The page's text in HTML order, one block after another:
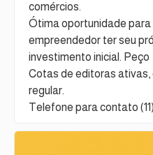
comércios.
Ótima oportunidade
empreendedor ter seu
investimento inicial.
Cotas de editoras
regular.
Telefone para contato